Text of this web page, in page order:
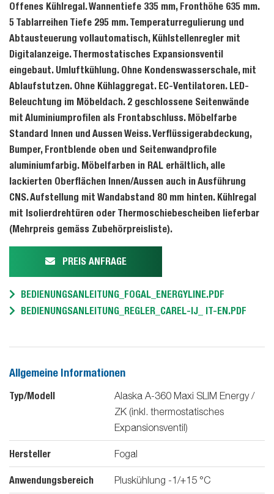
Offenes Kühlregal. Wannentiefe 335 mm, Fronthöhe 635 mm.
5 Tablarreihen Tiefe 295 mm. Temperaturregulierung und
Abtausteuerung vollautomatisch, Kühlstellenregler mit
Digitalanzeige. Thermostatisches Expansionsventil
eingebaut. Umluftkühlung. Ohne Kondenswasserschale, mit
Ablaufstutzen. Ohne Kühlaggregat. EC-Ventilatoren. LED-
Beleuchtung im Möbeldach. 2 geschlossene Seitenwände
mit Aluminiumprofilen als Frontabschluss. Möbelfarbe
Standard Innen und Aussen Weiss. Verflüssigerabdeckung,
Bumper, Frontblende oben und Seitenwandprofile
aluminiumfarbig. Möbelfarben in RAL erhältlich, alle
lackierten Oberflächen Innen/Aussen auch in Ausführung
CNS. Aufstellung mit Wandabstand 80 mm hinten. Kühlregal
mit Isolierdrehtüren oder Thermoschiebescheiben lieferbar
(Mehrpreis gemäss Zubehörpreisliste).
PREIS ANFRAGE
BEDIENUNGSANLEITUNG_FOGAL_ENERGYLINE.PDF
BEDIENUNGSANLEITUNG_REGLER_CAREL-IJ_ IT-EN.PDF
Allgemeine Informationen
Typ/Modell
Alaska A-360 Maxi SLIM Energy /
ZK (inkl. thermostatisches
Expansionsventil)
Hersteller Fogal
Anwendungsbereich Pluskühlung -1/+15 °C